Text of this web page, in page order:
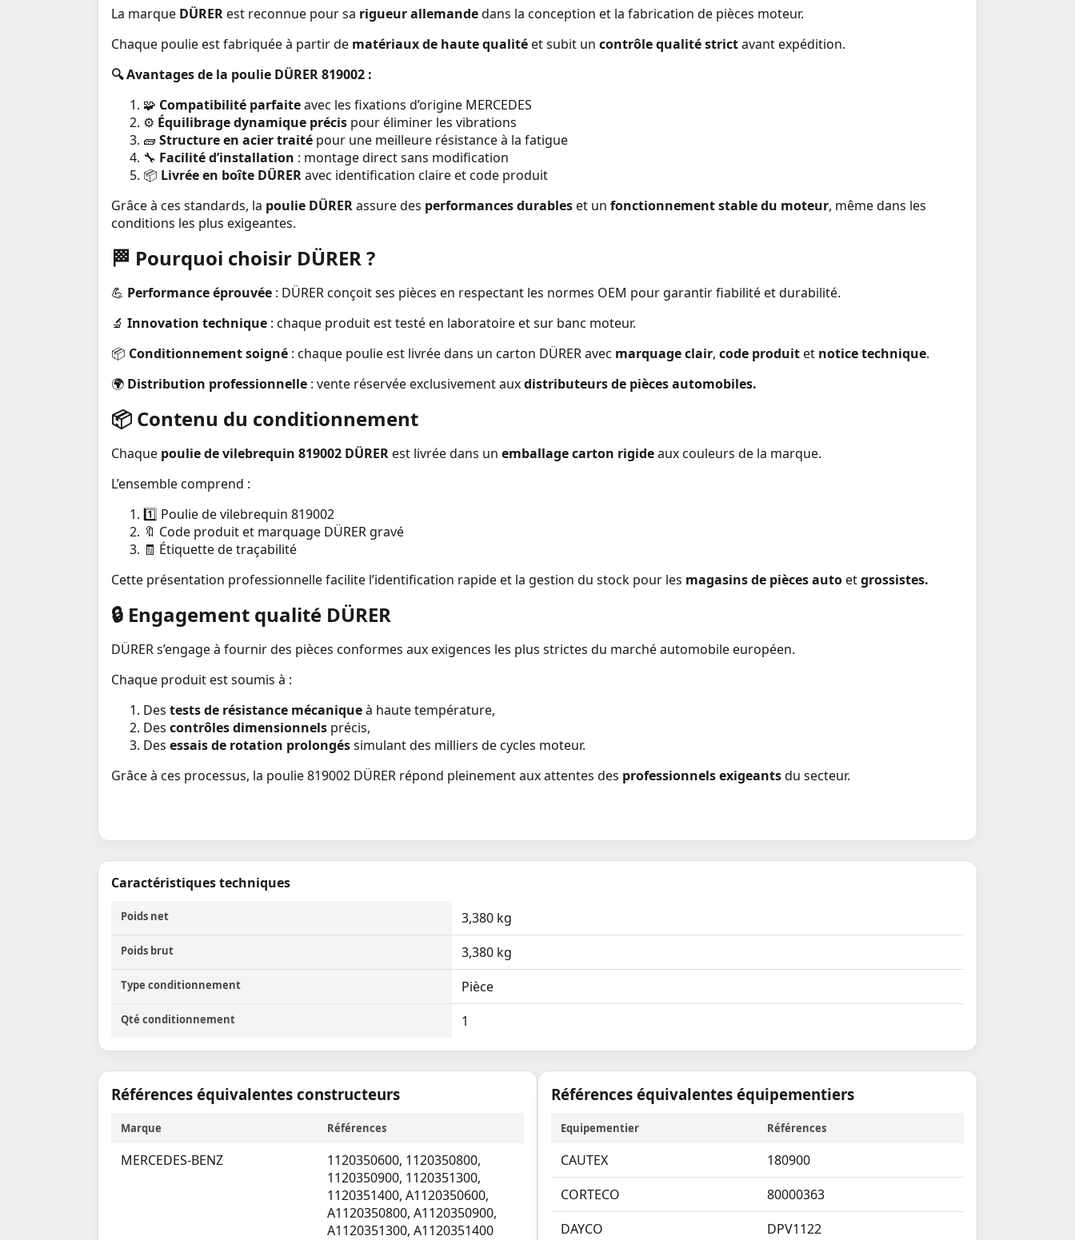
La marque DÜRERest reconnue pour sa rigueur allemandedans la conception et la fabrication de pièces moteur.
Chaque poulie est fabriquée à partir de matériaux de haute qualitéet subit un contrôle qualité strictavant expédition.
🔍 Avantages de la poulie DÜRER 819002 :
🧩 Compatibilité parfaiteavec les fixations d’origine MERCEDES
⚙️ Équilibrage dynamique précis pour éliminer les vibrations
🧱 Structure en acier traité pour une meilleure résistance à la fatigue
🔧 Facilité d’installation : montage direct sans modification
📦 Livrée en boîte DÜRERavec identification claire et code produit
Grâce à ces standards, la poulie DÜRERassure des performances durableset un fonctionnement stable du moteur, même dans les
conditions les plus exigeantes.
🏁 Pourquoi choisir DÜRER ?
💪 Performance éprouvée : DÜRER conçoit ses pièces en respectant les normes OEM pour garantir fiabilité et durabilité.
🔬 Innovation technique : chaque produit est testé en laboratoire et sur banc moteur.
📦 Conditionnement soigné : chaque poulie est livrée dans un carton DÜRER avec marquage clair, code produitet notice technique.
🌍 Distribution professionnelle : vente réservée exclusivement auxdistributeurs de pièces automobiles.
📦 Contenu du conditionnement
Chaque poulie de vilebrequin 819002 DÜRERest livrée dans un emballage carton rigideaux couleurs de la marque.
L’ensemble comprend :
1️⃣ Poulie de vilebrequin 819002
🔖 Code produit et marquage DÜRER gravé
🧾 Étiquette de traçabilité
Cette présentation professionnelle facilite l’identification rapide et la gestion du stock pour les magasins de pièces autoetgrossistes.
🔒 Engagement qualité DÜRER
DÜRER s’engage à fournir des pièces conformes aux exigences les plus strictes du marché automobile européen.
Chaque produit est soumis à :
Des tests de résistance mécaniqueà haute température,
Des contrôles dimensionnels précis,
Des essais de rotation prolongéssimulant des milliers de cycles moteur.
Grâce à ces processus, la poulie 819002 DÜRER répond pleinement aux attentes des professionnels exigeantsdu secteur.
Caractéristiques techniques
Poids net 3,380 kg
Poids brut 3,380 kg
Type conditionnement Pièce
Qté conditionnement 1
Références équivalentes constructeurs
Marque Références
MERCEDES-BENZ 1120350600, 1120350800,
1120350900, 1120351300,
1120351400, A1120350600,
A1120350800, A1120350900,
A1120351300, A1120351400
Références équivalentes équipementiers
Equipementier Références
CAUTEX
180900
CORTECO
80000363
DAYCO
DPV1122